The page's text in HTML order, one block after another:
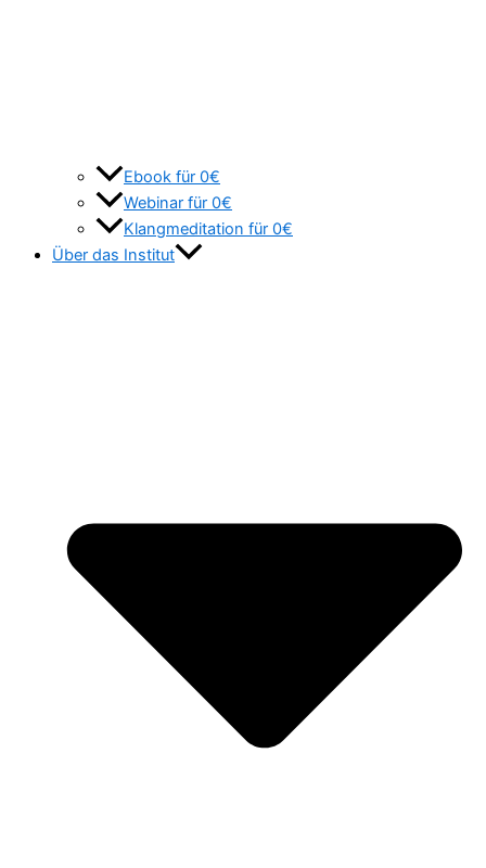
Ebook für 0€
Webinar für 0€
Klangmeditation für 0€
Über das Institut